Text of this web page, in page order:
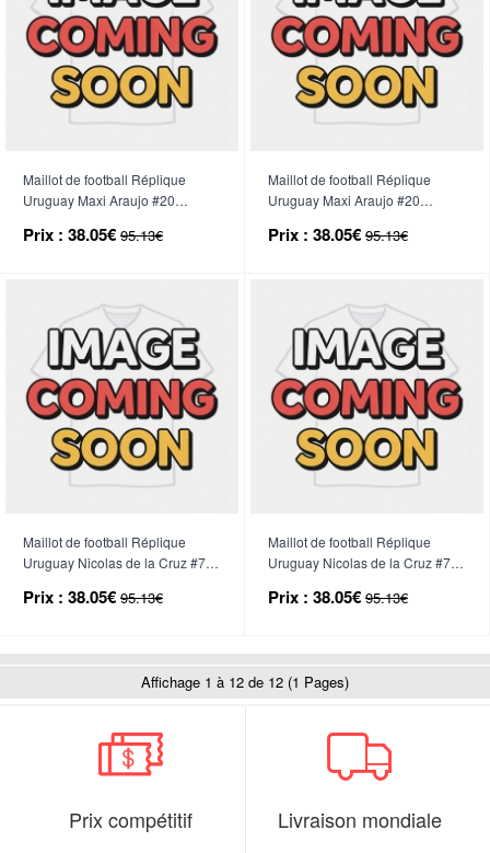
Maillot de football Réplique
Uruguay Maxi Araujo #20
Manche Courte
Prix : 38.05€ 95.13€
Maillot de football Réplique
Uruguay Maxi Araujo #20
Manche Courte
Prix : 38.05€ 95.13€
Maillot de football Réplique
Uruguay Nicolas de la Cruz #7
Manche Courte
Prix : 38.05€ 95.13€
Maillot de football Réplique
Uruguay Nicolas de la Cruz #7
Manche Courte
Prix : 38.05€ 95.13€
Affichage 1 à 12 de 12 (1 Pages)
Prix compétitif Livraison mondiale